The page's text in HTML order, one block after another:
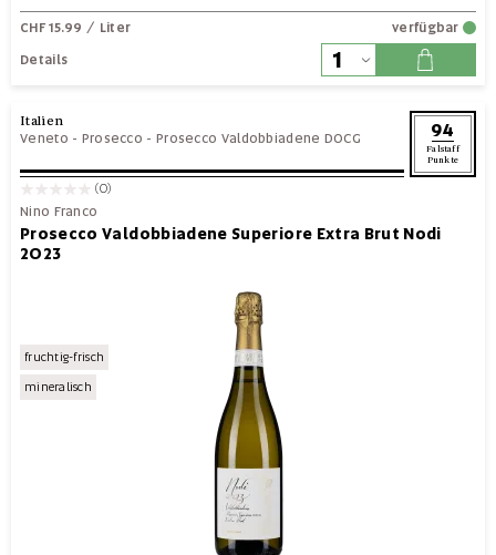
CHF 15.99 / Liter
verfügbar
Details
Italien
Veneto - Prosecco - Prosecco Valdobbiadene DOCG 94
Falstaff
Punkte
(0)
Nino Franco
Prosecco Valdobbiadene Superiore Extra Brut Nodi
2023
fruchtig-frisch
mineralisch